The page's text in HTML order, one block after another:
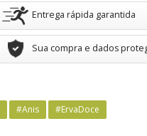
Entrega rápida garantida
Sua compra e dados
#Anis #ErvaDoce